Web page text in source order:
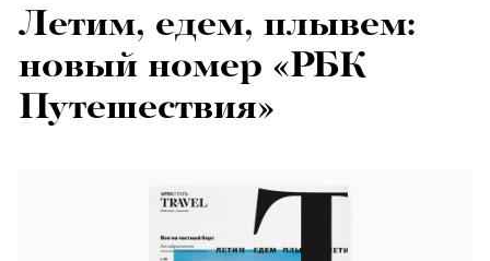
Летим, едем, плывем:
новый номер «РБК
Путешествия»